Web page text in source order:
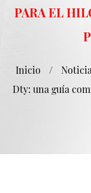
PARA EL
Inicio /
Dty: una guía